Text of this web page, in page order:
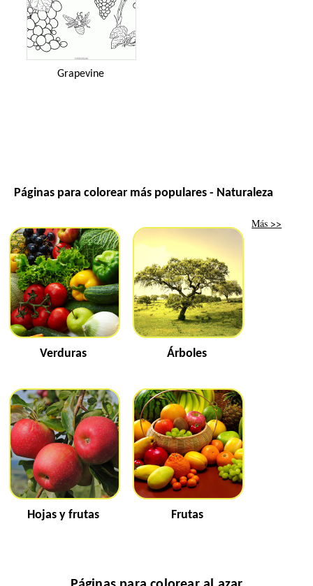
Grapevine
Páginas para colorear más populares - Naturaleza
Verduras Árboles
Hojas y frutas Frutas
Más >>